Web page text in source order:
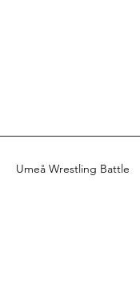
Umeå Wrestling Battle